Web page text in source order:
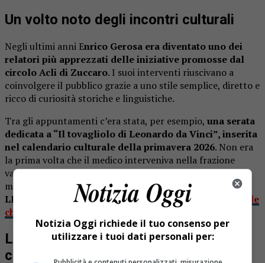
Un volto noto degli incontri culturali
Negli ultimi anni Enrico Gerosa era diventato uno dei
relatori più apprezzati delle iniziative promosse dal
circolo Acli di Zuccaro. I suoi interventi riuscivano a
coinvolgere il pubblico grazie a uno stile semplice, diretto e
ricco di curiosità storiche e linguistiche.
Tra gli appuntamenti c’era stata, per esempio, una serata
dedicata a “Il tovagliolo di Leonardo da Vinci”, inserita
nel calendario culturale della primavera 2026. Non era
la prima volta che il medico interveniva nella frazione
valduggese, dove aveva già partecipato a diversi incontri
molto seguiti.
LEGGI ANCHE:Varallo ricorda Emma, il sorriso gentile
che ha fatto vivere il Caffè della stazione
Le serate tra storia, medicina e
curiosità
Notizia Oggi richiede il tuo consenso per
utilizzare i tuoi dati personali per: